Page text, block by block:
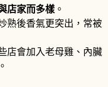
店家而多樣 。
熟後香氣更突出，常被
店會加入老母雞、內臟